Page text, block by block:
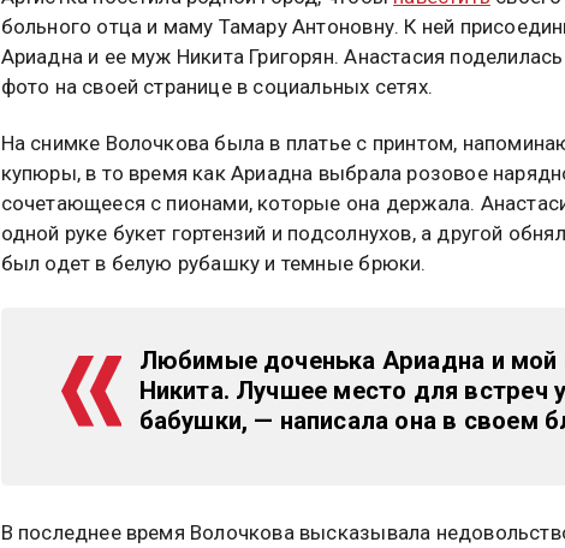
больного отца и маму Тамару Антоновну. К ней
Ариадна и ее муж Никита Григорян. Анастасия
фото на своей странице в социальных сетях.
На снимке Волочкова была в платье с принтом,
купюры, в то время как Ариадна выбрала розовое
сочетающееся с пионами, которые она держала.
одной руке букет гортензий и подсолнухов, а другой
был одет в белую рубашку и темные брюки.
Любимые доченька Ариадна и мой
Никита. Лучшее место для встреч у
бабушки, — написала она в своем
В последнее время Волочкова высказывала